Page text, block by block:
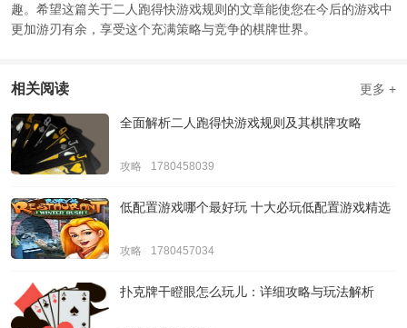
趣。希望这篇关于二人跑得快游戏规则的文章能使您在今后的游戏中
更加游刃有余，享受这个充满策略与竞争的棋牌世界。
相关阅读 更多 +
全面解析二人跑得快游戏规则及其棋牌攻略
攻略 1780458039
低配置游戏哪个最好玩 十大必玩低配置游戏精选
攻略 1780457034
扑克牌干瞪眼怎么玩儿：详细攻略与玩法解析